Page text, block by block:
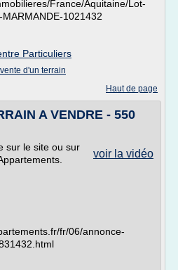
France/Aquitaine/Lot-
1021432
Particuliers
d'un terrain
Haut de page
A VENDRE - 550
voir la vidéo
sur le site ou sur
fr/06/annonce-